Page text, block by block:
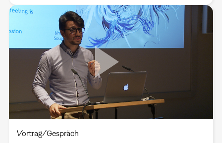
Vortrag/Gespräch